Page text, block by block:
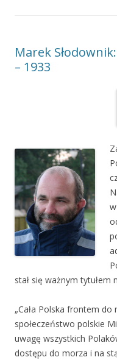
Marek
– 1933
stał się ważnym tytułem
„Cała Polska frontem do
społeczeństwo polskie
uwagę wszystkich
dostępu do morza i na